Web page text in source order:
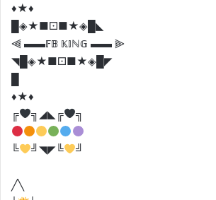
♦️★♦️
█◈★■⚀■★◈█◣
⫷ ▬▬𝔽𝔹 𝕂𝕀ℕ𝔾 ▬▬ ⫸
◥█◈★■⚀■★◈█◤
♦️★♦️
╔
╗◢◣╔ ╗
╚ ╝◥◤╚ ╝
╱╲